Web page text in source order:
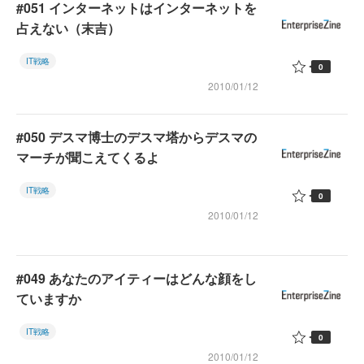
#051 インターネットはインターネットを
占えない（末吉）
IT戦略
2010/01/12
0
#050 デスマ博士のデスマ塔からデスマの
マーチが聞こえてくるよ
IT戦略
2010/01/12
0
#049 あなたのアイティーはどんな顔をし
ていますか
IT戦略
2010/01/12
0